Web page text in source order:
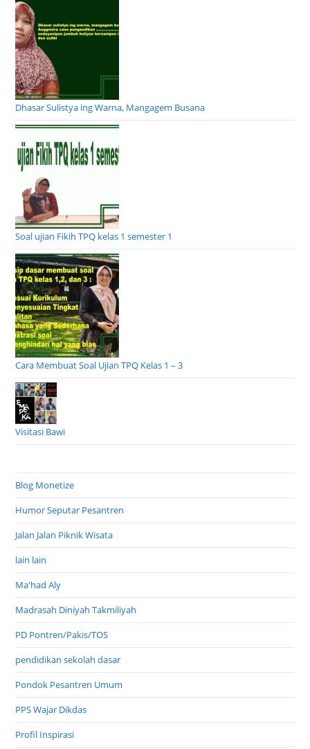
Dhasar Sulistya ing Warna, Mangagem Busana
Soal ujian Fikih TPQ kelas 1 semester 1
Cara Membuat Soal Ujian TPQ Kelas 1 – 3
Visitasi Bawi
Blog Monetize
Humor Seputar Pesantren
Jalan Jalan Piknik Wisata
lain lain
Ma'had Aly
Madrasah Diniyah Takmiliyah
PD Pontren/Pakis/TOS
pendidikan sekolah dasar
Pondok Pesantren Umum
PPS Wajar Dikdas
Profil Inspirasi